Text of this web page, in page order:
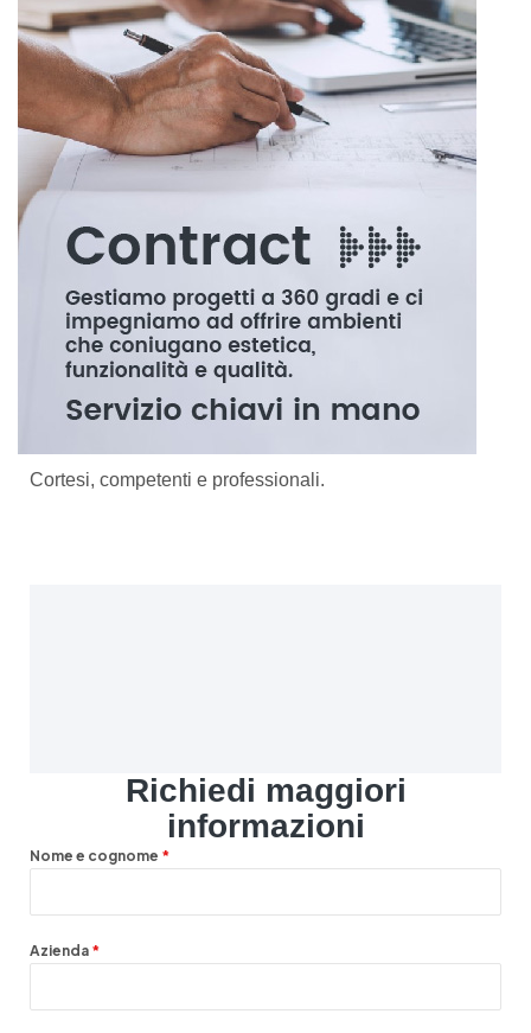
Cortesi, competenti e professionali.
Richiedi maggiori
informazioni
Nome e cognome *
Azienda *